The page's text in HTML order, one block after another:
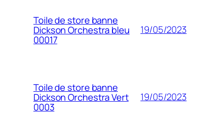
Toile de store banne
Dickson Orchestra bleu
00017
19/05/2023
Toile de store banne
Dickson Orchestra Vert
0003
19/05/2023